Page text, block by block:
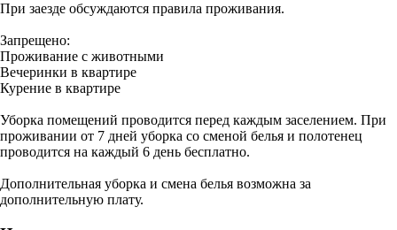
При заезде обсуждаются правила проживания.
Запрещено:
Проживание с животными
Вечеринки в квартире
Курение в квартире
Уборка помещений проводится перед каждым заселением. При
проживании от 7 дней уборка со сменой белья и полотенец
проводится на каждый 6 день бесплатно.
Дополнительная уборка и смена белья возможна за
дополнительную плату.